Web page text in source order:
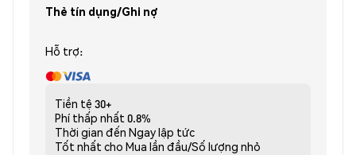
Thẻ tín dụng/Ghi nợ
Hỗ trợ:
Tiền tệ 30+
Phí thấp nhất 0.8%
Thời gian đến Ngay lập tức
Tốt nhất cho Mua lần đầu/Số lượng nhỏ